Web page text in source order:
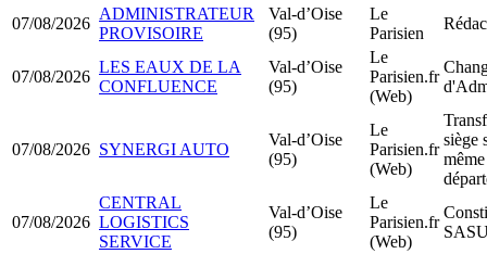
07/08/2026
ADMINISTRATEUR
PROVISOIRE
Val-d’Oise
(95)
Le
Parisien
07/08/2026
LES EAUX DE LA
CONFLUENCE
Val-d’Oise
(95)
Le
Parisien.fr
(Web)
07/08/2026 SYNERGI AUTO
Val-d’Oise
(95)
Le
Parisien.fr
(Web)
siège
même
07/08/2026
CENTRAL
LOGISTICS
SERVICE
Val-d’Oise
(95)
Le
Parisien.fr
(Web)